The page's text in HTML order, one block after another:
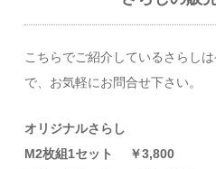
こちらでご紹介しているさらし
で、お気軽にお問合せ下さい。
オリジナルさらし
М2枚組1セット ￥3,800